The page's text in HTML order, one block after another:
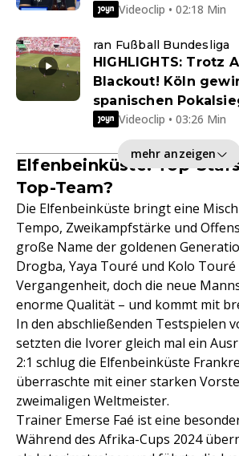
Videoclip • 02:18 Min
ran Fußball Bundesliga
HIGHLIGHTS: Trotz
Blackout! Köln
spanischen
Videoclip • 03:26 Min
mehr anzeigen
Elfenbeinküste: Top-
Top-Team?
Die Elfenbeinküste bringt eine
Tempo, Zweikampfstärke und
große Name der goldenen
Drogba, Yaya Touré und Kolo
Vergangenheit, doch die neue
enorme Qualität – und kommt mit
In den abschließenden Testspielen
setzten die Ivorer gleich mal ein
2:1 schlug die Elfenbeinküste
überraschte mit einer starken
zweimaligen Weltmeister.
Trainer Emerse Faé ist eine
Während des Afrika-Cups 2024